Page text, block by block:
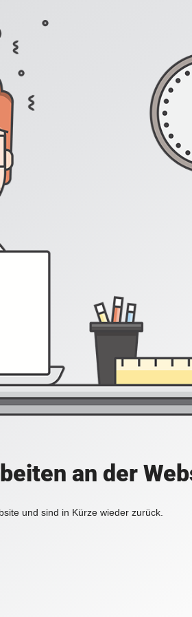
an der
und sind in Kürze wieder zurück.